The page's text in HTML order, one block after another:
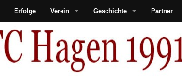
Erfolge Verein Geschichte Partner